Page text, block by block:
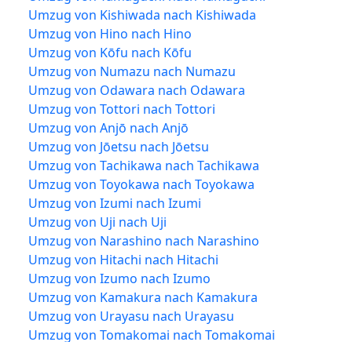
Umzug von Kishiwada nach Kishiwada
Umzug von Hino nach Hino
Umzug von Kōfu nach Kōfu
Umzug von Numazu nach Numazu
Umzug von Odawara nach Odawara
Umzug von Tottori nach Tottori
Umzug von Anjō nach Anjō
Umzug von Jōetsu nach Jōetsu
Umzug von Tachikawa nach Tachikawa
Umzug von Toyokawa nach Toyokawa
Umzug von Izumi nach Izumi
Umzug von Uji nach Uji
Umzug von Narashino nach Narashino
Umzug von Hitachi nach Hitachi
Umzug von Izumo nach Izumo
Umzug von Kamakura nach Kamakura
Umzug von Urayasu nach Urayasu
Umzug von Tomakomai nach Tomakomai